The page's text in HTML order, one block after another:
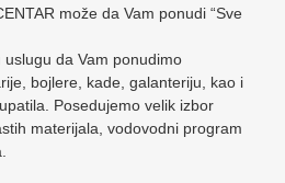
može da Vam ponudi “Sve
da Vam ponudimo
bojlere, kade, galanteriju, kao i
Posedujemo velik izbor
materijala, vodovodni program